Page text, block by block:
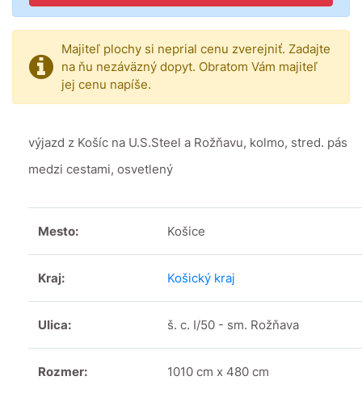
Majiteľ plochy si neprial cenu zverejniť. Zadajte
na ňu nezáväzný dopyt. Obratom Vám majiteľ
jej cenu napíše.
výjazd z Košíc na U.S.Steel a Rožňavu, kolmo, stred. pás
medzi cestami, osvetlený
Mesto: Košice
Kraj: Košický kraj
Ulica: š. c. I/50 - sm. Rožňava
Rozmer: 1010 cm x 480 cm